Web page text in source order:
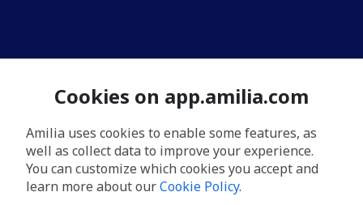
Cookies on app.amilia.com
Amilia uses cookies to enable some features, as
well as collect data to improve your experience.
You can customize which cookies you accept and
learn more about ourCookie Policy.